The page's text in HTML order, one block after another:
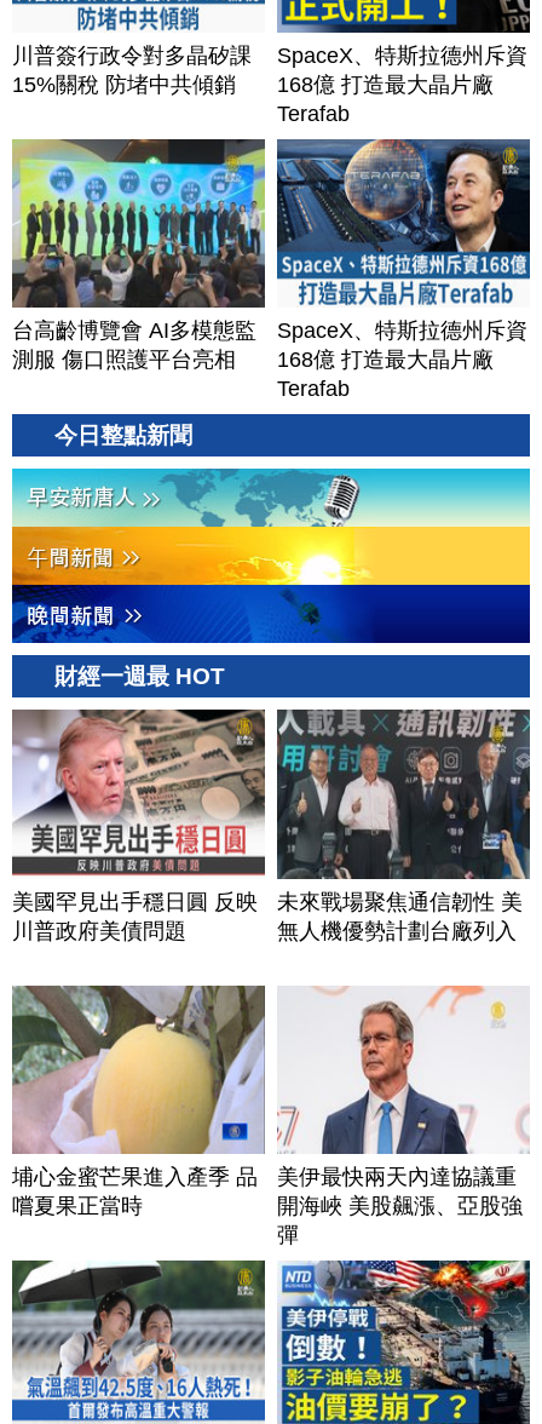
川普簽行政令對多晶矽課
15%關稅 防堵中共傾銷
SpaceX、特斯拉德州斥資
168億 打造最大晶片廠
Terafab
台高齡博覽會 AI多模態監
測服 傷口照護平台亮相
SpaceX、特斯拉德州斥資
168億 打造最大晶片廠
Terafab
今日整點新聞
財經一週最 HOT
美國罕見出手穩日圓 反映
川普政府美債問題
未來戰場聚焦通信韌性 美
無人機優勢計劃台廠列入
埔心金蜜芒果進入產季 品
嚐夏果正當時
美伊最快兩天內達協議重
開海峽 美股飆漲、亞股強
彈